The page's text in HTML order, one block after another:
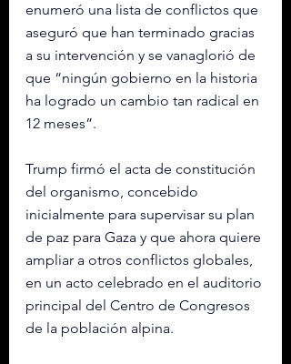
enumeró una lista de conflictos que
aseguró que han terminado gracias
a su intervención y se vanaglorió de
que “ningún gobierno en la historia
ha logrado un cambio tan radical en
12 meses”.
Trump firmó el acta de constitución
del organismo, concebido
inicialmente para supervisar su plan
de paz para Gaza y que ahora quiere
ampliar a otros conflictos globales,
en un acto celebrado en el auditorio
principal del Centro de Congresos
de la población alpina.